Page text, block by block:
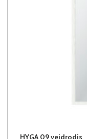
HYGA 09 veidrodis